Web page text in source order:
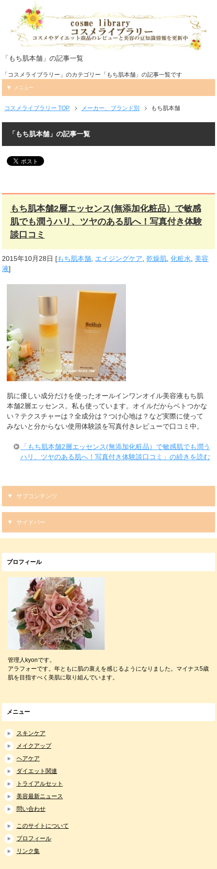
「もち肌本舗」の記事一覧
「コスメライブラリー」のカテゴリー「もち肌本舗」の記事一覧です
メニュー
コスメライブラリー TOP メーカー、ブランド別 もち肌本舗
「もち肌本舗」の記事一覧
もち肌本舗2層エッセンス(無添加化粧品）で敏感
肌でも潤うハリ、ツヤのある肌へ！写真付き体験
談口コミ
2015年10月28日 [もち肌本舗, エイジングケア,乾燥肌,化粧水, 美容
液]
肌に優しい成分だけを使ったオールインワンオイル美容液もち肌
本舗2層エッセンス。私も使っています。オイルだからベトつかな
い？テクスチャーは？全成分は？つけ心地は？など実際に使って
みないと分からない使用体験談を写真付きレビューで口コミ中。
「もち肌本舗2層エッセンス(無添加化粧品）で敏感肌でも潤う
ハリ、ツヤのある肌へ！写真付き体験談口コミ」の続きを読む
サブコンテンツ
サイドバー
プロフィール
管理人kyonです。
アラフォーです。年ともに肌の衰えを感じるようになりました。マイナス5歳
肌を目指すべく美肌に取り組んでいます。
メニュー
スキンケア
メイクアップ
ヘアケア
ダイエット関連
トライアルセット
美容最新ニュース
問い合わせ
このサイトについて
プロフィール
リンク集